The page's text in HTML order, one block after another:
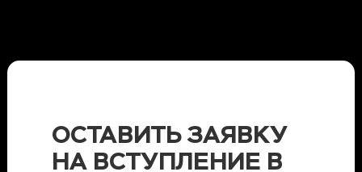
ОСТАВИТЬ ЗАЯВКУ
НА ВСТУПЛЕНИЕ В